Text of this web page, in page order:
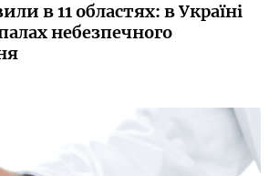
в 11 областях: в Україні
небезпечного